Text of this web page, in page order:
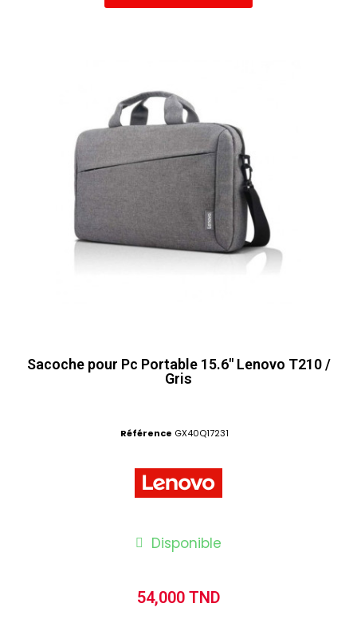
Sacoche pour Pc Portable 15.6" Lenovo T210 /
Gris
Référence GX40Q17231
Disponible
54,000 TND